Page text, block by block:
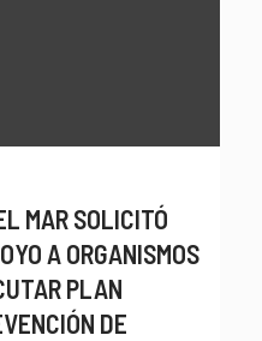
MAR SOLICITÓ
A ORGANISMOS
PLAN
DE